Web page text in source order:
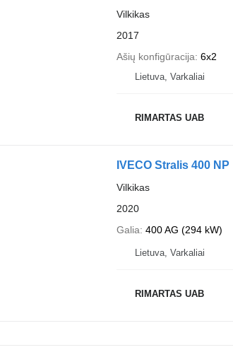
Vilkikas
2017
Ašių konfigūracija 6x2
Lietuva, Varkaliai
RIMARTAS UAB
IVECO Stralis 400 NP
Vilkikas
2020
Galia 400 AG (294 kW)
Lietuva, Varkaliai
RIMARTAS UAB